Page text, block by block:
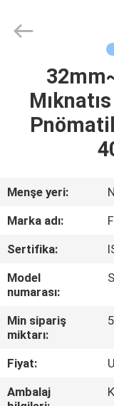
ÜRÜNLER
FABRIKA
TURU
KALITE
KONTROL
BIZE
AUTOMATIC
CONTROL
Menşe yeri:
Marka adı:
Sertifika:
Model
numarası:
Min sipariş
miktarı:
Fiyat:
Ambalaj